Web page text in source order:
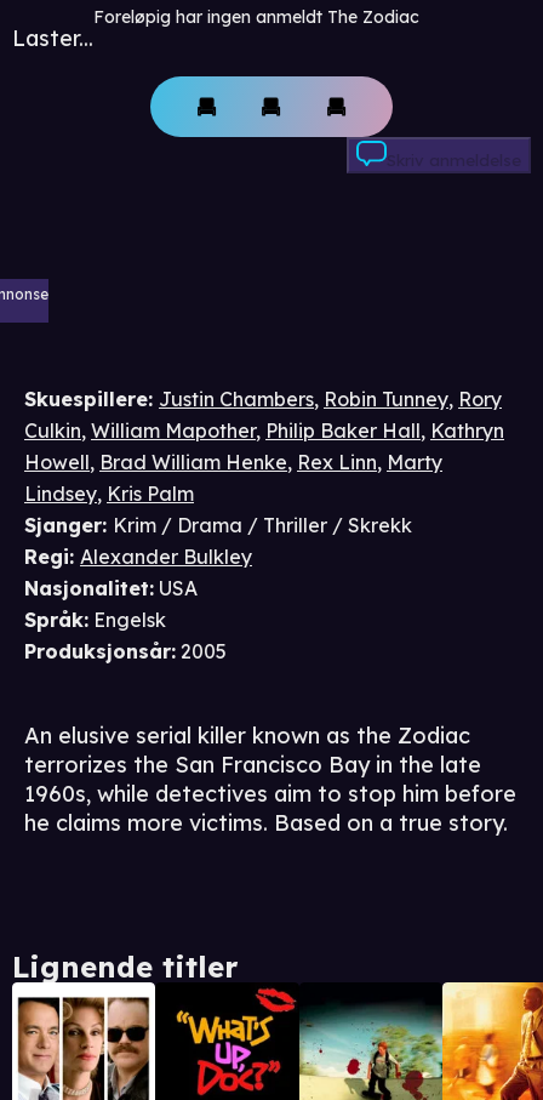
Laster...
Foreløpig har ingen anmeldt The Zodiac
Skriv anmeldelse
Skuespillere: Justin Chambers, Robin Tunney, Rory
Culkin, William Mapother, Philip Baker Hall, Kathryn
Howell, Brad William Henke, Rex Linn, Marty
Lindsey, Kris Palm
Sjanger: Krim / Drama / Thriller / Skrekk
Regi: Alexander Bulkley
Nasjonalitet: USA
Språk: Engelsk
Produksjonsår: 2005
An elusive serial killer known as the Zodiac
terrorizes the San Francisco Bay in the late
1960s, while detectives aim to stop him before
he claims more victims. Based on a true story.
Lignende titler